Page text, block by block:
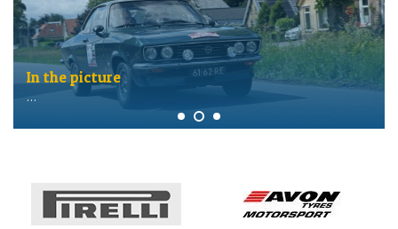
In the picture
…